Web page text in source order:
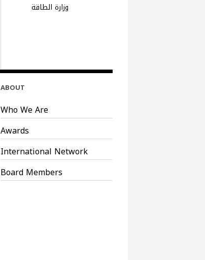
وزارة الطاقة
ABOUT
Who We Are
Awards
International Network
Board Members